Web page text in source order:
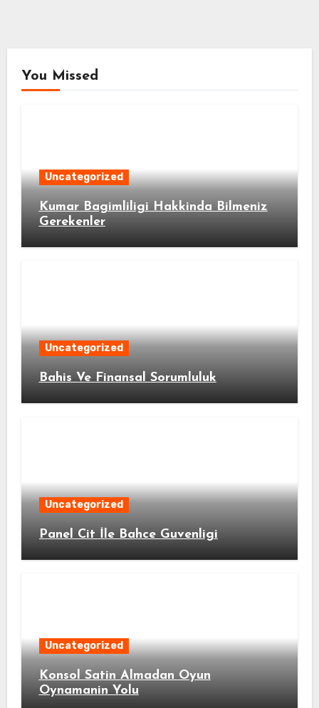
You Missed
Uncategorized
Kumar Bagimliligi Hakkinda Bilmeniz
Gerekenler
Uncategorized
Bahis Ve Finansal Sorumluluk
Uncategorized
Panel Cit İle Bahce Guvenligi
Uncategorized
Konsol Satin Almadan Oyun
Oynamanin Yolu